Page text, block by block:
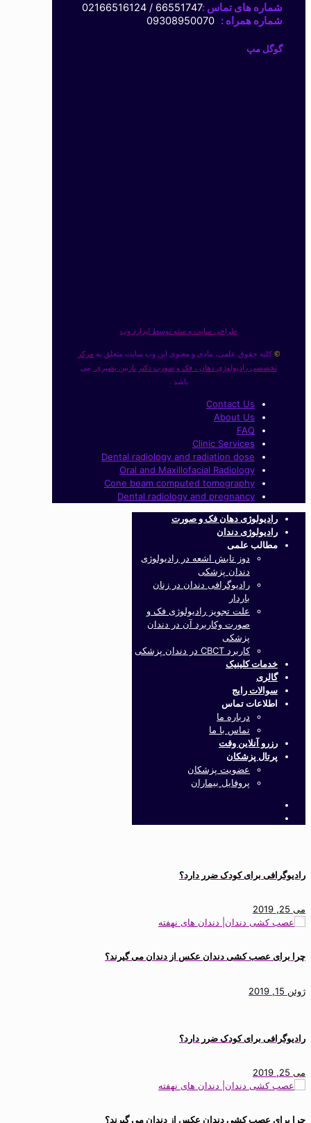
شماره های تماس :66551747 / 02166516124
شماره همراه : 09308950070
گوگل مپ
طراحی سایت و سئو توسط لیزارد وب
© کلیه حقوق علمی، مادی و معنوی این وب سایت متعلق به مرکز
تخصصی رادیولوژی دهان ، فک و صورت دکتر نازنین بصیری می
باشد .
Contact Us
About Us
FAQ
Clinic Services
Dental radiology and radiation dose
Oral and Maxillofacial Radiology
Cone beam computed tomography
Dental radiology and pregnancy
رادیولوژی دهان فک و صورت
رادیولوژی دندان
مطالب علمی
دوز تابش اشعه در رادیولوژی
دندان پزشکی
رادیوگرافی دندان در زنان
باردار
علت تجویز رادیولوژی فک و
صورت وکاربرد آن در دندان
پزشکی
کاربرد CBCT در دندان پزشکی
خدمات کلینیک
گالری
سوالات رایج
اطلاعات تماس
درباره ما
تماس با ما
رزرو آنلاین وقت
پرتال پزشکان
عضویت پزشکان
پروفایل بیماران
رادیوگرافی برای کودک ضرر دارد؟
می 25, 2019
چرا برای عصب کشی دندان عکس از دندان می گیرند؟
ژوئن 15, 2019
رادیوگرافی برای کودک ضرر دارد؟
می 25, 2019
چرا برای عصب کشی دندان عکس از دندان می گیرند؟